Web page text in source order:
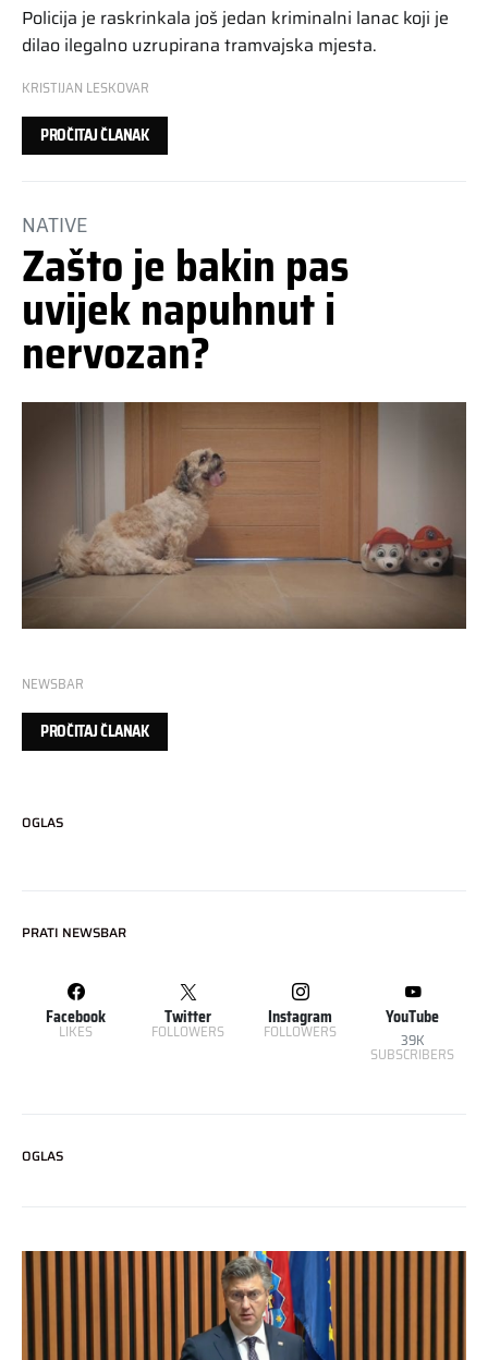
Policija je raskrinkala još jedan kriminalni lanac koji je
dilao ilegalno uzrupirana tramvajska mjesta.
KRISTIJAN LESKOVAR
PROČITAJ ČLANAK
NATIVE
Zašto je bakin pas
uvijek napuhnut i
nervozan?
NEWSBAR
PROČITAJ ČLANAK
OGLAS
PRATI NEWSBAR
Facebook
LIKES
Twitter
FOLLOWERS
Instagram
FOLLOWERS
YouTube
39K
SUBSCRIBERS
OGLAS